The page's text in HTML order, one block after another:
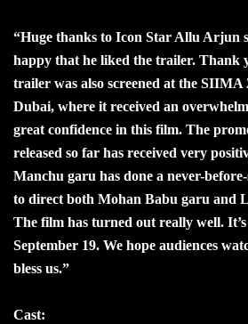
“Huge thanks to Icon Star Allu Arjun
happy that he liked the trailer. Thank
trailer was also screened at the SIIMA
Dubai, where it received an
great confidence in this film. The
released so far has received very
Manchu garu has done a never-
to direct both Mohan Babu garu and
The film has turned out really well.
September 19. We hope audiences
bless us.”
Cast: